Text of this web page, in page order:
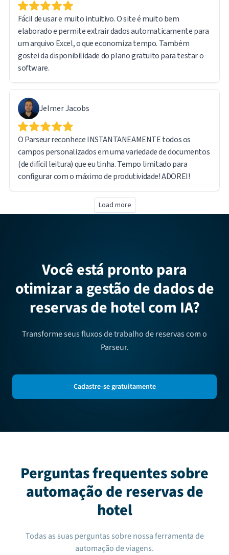
Fácil de usar e muito intuitivo. O site é muito bem
elaborado e permite extrair dados automaticamente para
um arquivo Excel, o que economiza tempo. Também
gostei da disponibilidade do plano gratuito para testar o
software.
Jelmer Jacobs
O Parseur reconhece INSTANTANEAMENTE todos os
campos personalizados em uma variedade de documentos
(de difícil leitura) que eu tinha. Tempo limitado para
configurar com o máximo de produtividade! ADOREI!
Load more
Você está pronto para
otimizar a gestão de dados de
reservas de hotel com IA?
Transforme seus fluxos de trabalho de reservas com o
Parseur.
Cadastre-se gratuitamente
Perguntas frequentes sobre
automação de reservas de
hotel
Todas as suas perguntas sobre nossa ferramenta de
automação de viagens.